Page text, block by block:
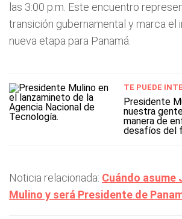
las 3:00 p.m. Este encuentro
transición gubernamental y marca el
nueva etapa para Panamá.
TE PUEDE
Presidente
nuestra
manera de
desafíos del
Noticia relacionada: Cuándo asume
Mulino y será Presidente de